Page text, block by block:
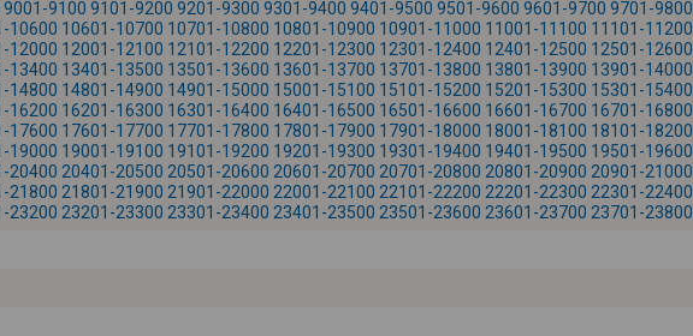
9001-9100 9101-9200 9201-9300 9301-9400 9401-9500 9501-9600 9601-9700 9701-9800
10600 10601-10700 10701-10800 10801-10900 10901-11000 11001-11100 11101-11200
12000 12001-12100 12101-12200 12201-12300 12301-12400 12401-12500 12501-12600
13400 13401-13500 13501-13600 13601-13700 13701-13800 13801-13900 13901-14000
14800 14801-14900 14901-15000 15001-15100 15101-15200 15201-15300 15301-15400
16200 16201-16300 16301-16400 16401-16500 16501-16600 16601-16700 16701-16800
17600 17601-17700 17701-17800 17801-17900 17901-18000 18001-18100 18101-18200
19000 19001-19100 19101-19200 19201-19300 19301-19400 19401-19500 19501-19600
20400 20401-20500 20501-20600 20601-20700 20701-20800 20801-20900 20901-21000
21800 21801-21900 21901-22000 22001-22100 22101-22200 22201-22300 22301-22400
23200 23201-23300 23301-23400 23401-23500 23501-23600 23601-23700 23701-23800